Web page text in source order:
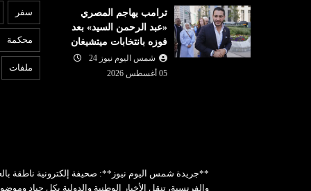
ترامب يهاجم المصري
«عبد الرحمن السيد» بعد
فوزه بانتخابات ميتشيغان
شمس اليوم نيوز 24
05 أغسطس 2026
سفر
محكمة
ملفات
05 أغسطس
شمس اليوم نيوز 24
05 أغسطس
2026
الجيش الإسرائيلي يرفض
الانسحاب من غزة.. نتنياهو:
المسودة الأمريكية ليست ا...
**جريدة شمس اليوم نيوز**: صحيفة إلكترونية ناطقة
والفرنسية، تنقل الأخبار الوطنية والدولية بكل حياد